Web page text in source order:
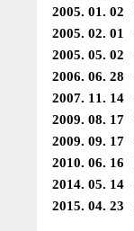
2005. 01. 02
2005. 02. 01
2005. 05. 02
2006. 06. 28
2007. 11. 14
2009. 08. 17
2009. 09. 17
2010. 06. 16
2014. 05. 14
2015. 04. 23